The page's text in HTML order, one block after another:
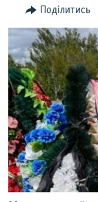
пошукуІНТЕРВ'Ю
ВСЕ ЗА ДЕНЬ
СПЕЦПРОЕКТИ
ДЕПОРТАЦІЯ
ВІДЕОУРОКИ
СВІДЧЕННЯ
УКРАЇНСЬКА
ІНФОГРАФІКА
ЯК ОБІЙТИ
Русский
Qırımtatar
ДОЛУЧАЙСЯ!
Поділитись